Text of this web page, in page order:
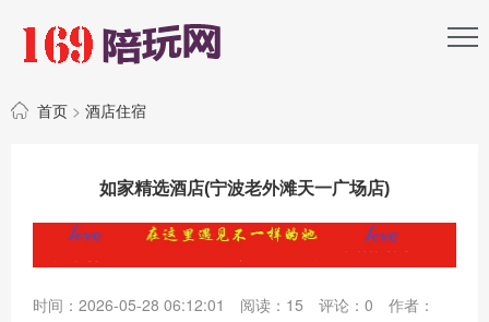
首页 > 酒店住宿
如家精选酒店(宁波老外滩天一广场店)
时间：2026-05-28 06:12:01 阅读： 15 评论： 0 作者：